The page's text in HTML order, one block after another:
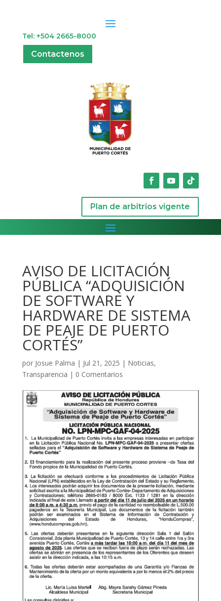
Tel: +504 2665-8000
Contactenos
Plan de arbitrios vigente
AVISO DE LICITACIÓN
PÚBLICA “ADQUISICIÓN
DE SOFTWARE Y
HARDWARE DE SISTEMA
DE PEAJE DE PUERTO
CORTÉS”
por Josue Palma | Jul 21, 2025 | Noticias,
Transparencia | 0 Comentarios